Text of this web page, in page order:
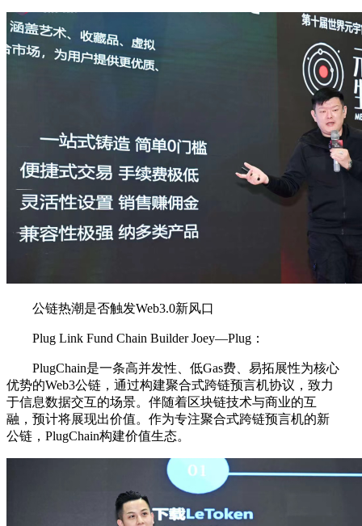
公链热潮是否触发Web3.0新风口
Plug Link Fund Chain Builder Joey—Plug：
PlugChain是一条高并发性、低Gas费、易拓展性为核心
优势的Web3公链，通过构建聚合式跨链预言机协议，致力
于信息数据交互的场景。伴随着区块链技术与商业的互
融，预计将展现出价值。作为专注聚合式跨链预言机的新
公链，PlugChain构建价值生态。